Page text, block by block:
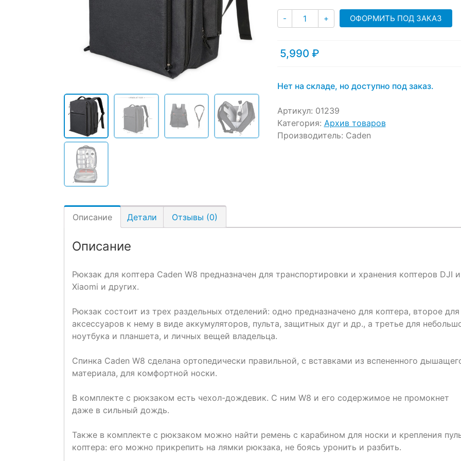
- Количество
+ ОФОРМИТЬ ПОД ЗАКАЗ
5,990 ₽
Нет на складе, но доступно под заказ.
Артикул: 01239
Категория: Архив товаров
Производитель: Caden
Описание Детали Отзывы (0)
Описание
Рюкзак для коптера Caden W8 предназначен для транспортировки и хранения коптеров DJI и
Xiaomi и других.
Рюкзак состоит из трех раздельных отделений: одно предназначено для коптера, второе для
аксессуаров к нему в виде аккумуляторов, пульта, защитных дуг и др., а третье для
ноутбука и планшета, и личных вещей владельца.
Спинка Caden W8 сделана ортопедически правильной, с вставками из вспененного
материала, для комфортной носки.
В комплекте с рюкзаком есть чехол-дождевик. С ним W8 и его содержимое не промокнет
даже в сильный дождь.
Также в комплекте с рюкзаком можно найти ремень с карабином для носки и крепления
коптера: его можно прикрепить на лямки рюкзака, не боясь уронить и разбить.